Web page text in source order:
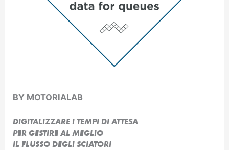
BY MOTORIALAB
DIGITALIZZARE I TEMPI DI ATTESA
PER GESTIRE AL MEGLIO
IL FLUSSO DEGLI SCIATORI